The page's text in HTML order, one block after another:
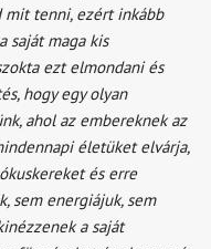
mit tenni, ezért inkább
saját maga kis
ezt elmondani és
hogy egy olyan
ahol az embereknek az
életüket elvárja,
és erre
sem energiájuk, sem
a saját